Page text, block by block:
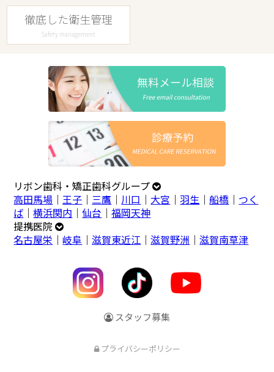
徹底した衛生管理
Safety management
リボン歯科・矯正歯科グループ
高田馬場 ｜王子 ｜ 三鷹 ｜ 川口 ｜ 大宮 ｜羽生 ｜船橋 ｜ つく
ば ｜横浜関内 ｜仙台 ｜福岡天神
提携医院
名古屋栄 ｜岐阜 ｜滋賀東近江 ｜滋賀野洲 ｜滋賀南草津
スタッフ募集
プライバシーポリシー